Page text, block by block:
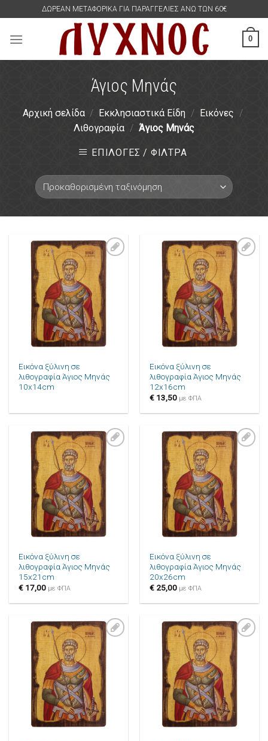
content
ΔΩΡΕΑΝ ΜΕΤΑΦΟΡΙΚΑ ΓΙΑ ΠΑΡΑΓΓΕΛΙΕΣ ΑΝΩ ΤΩΝ 60€
0
Άγιος Μηνάς
Αρχική σελίδα / Εκκλησιαστικά Είδη / Εικόνες /
Λιθογραφία / Άγιος Μηνάς
ΕΠΙΛΟΓΕΣ / ΦΙΛΤΡΑ
Πρόσθήκη
στην λίστα
επιθυμιών
Εικόνα ξύλινη σε
λιθογραφία Άγιος Μηνάς
10x14cm
Πρόσθήκη
στην λίστα
επιθυμιών
Εικόνα ξύλινη σε
λιθογραφία Άγιος Μηνάς
12x16cm
€ 13,50 με ΦΠΑ
Πρόσθήκη
στην λίστα
επιθυμιών
Εικόνα ξύλινη σε
λιθογραφία Άγιος Μηνάς
15x21cm
€ 17,00 με ΦΠΑ
Πρόσθήκη
στην λίστα
επιθυμιών
Εικόνα ξύλινη σε
λιθογραφία Άγιος Μηνάς
20x26cm
€ 25,00 με ΦΠΑ
Πρόσθήκη
στην λίστα
επιθυμιών
Πρόσθήκη
στην λίστα
επιθυμιών